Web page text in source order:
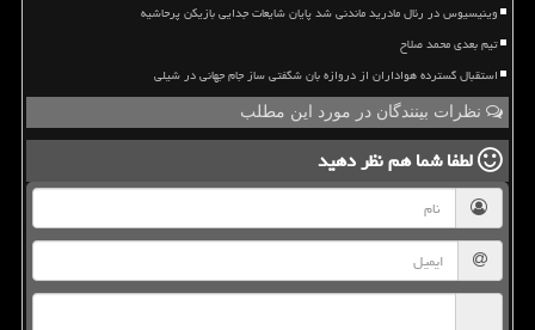
وینیسیوس در رئال مادرید ماندنی شد پایان شایعات جدایی بازیکن پرحاشیه
تیم بعدی محمد صلاح
استقبال گسترده هواداران از دروازه بان شگفتی ساز جام جهانی در شیلی
نظرات بینندگان در مورد این مطلب
لطفا شما همنظر دهید